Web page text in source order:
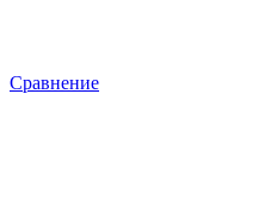
Сравнение